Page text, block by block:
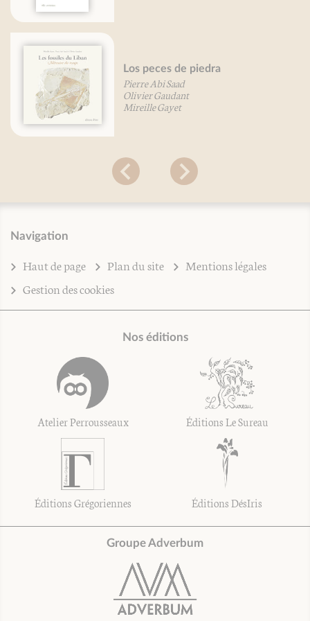
Los peces de piedra
Pierre Abi Saad
Olivier Gaudant
Mireille Gayet
Navigation
Haut de page Plan du site
Mentions légales
Gestion des cookies
Nos éditions
Atelier Perrousseaux Éditions Le Sureau
Éditions Grégoriennes Éditions DésIris
Groupe Adverbum